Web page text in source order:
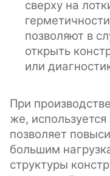
сверху на
позволяют в
открыть
или
При
же,
позволяет
большим
структуры